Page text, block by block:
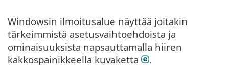
Windowsin ilmoitusalue näyttää joitakin
tärkeimmistä asetusvaihtoehdoista ja
ominaisuuksista napsauttamalla hiiren
kakkospainikkeella kuvaketta
.